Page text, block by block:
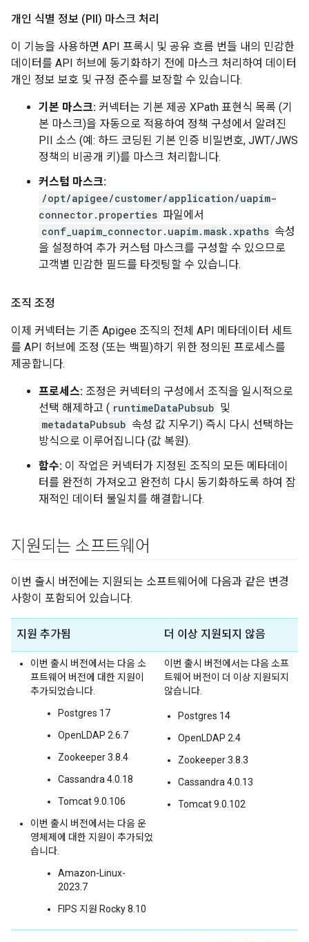
개인 식별 정보 (PII) 마스크 처리
이 기능을 사용하면 API 프록시 및 공유 흐름 번들 내의 민감한
데이터를 API 허브에 동기화하기 전에 마스크 처리하여 데이터
개인 정보 보호 및 규정 준수를 보장할 수 있습니다.
기본 마스크: 커넥터는 기본 제공 XPath 표현식 목록 (기
본 마스크)을 자동으로 적용하여 정책 구성에서 알려진
PII 소스 (예: 하드 코딩된 기본 인증 비밀번호, JWT/JWS
정책의 비공개 키)를 마스크 처리합니다.
커스텀 마스크:
/opt/apigee/customer/application/uapim-
connector.properties 파일에서
conf_uapim_connector.uapim.mask.xpaths 속성
을 설정하여 추가 커스텀 마스크를 구성할 수 있으므로
고객별 민감한 필드를 타겟팅할 수 있습니다.
조직 조정
이제 커넥터는 기존 Apigee 조직의 전체 API 메타데이터 세트
를 API 허브에 조정 (또는 백필)하기 위한 정의된 프로세스를
제공합니다.
프로세스: 조정은 커넥터의 구성에서 조직을 일시적으로
선택 해제하고 ( runtimeDataPubsub 및
metadataPubsub 속성 값 지우기) 즉시 다시 선택하는
방식으로 이루어집니다 (값 복원).
함수: 이 작업은 커넥터가 지정된 조직의 모든 메타데이
터를 완전히 가져오고 완전히 다시 동기화하도록 하여 잠
재적인 데이터 불일치를 해결합니다.
지원되는 소프트웨어
이번 출시 버전에는 지원되는 소프트웨어에 다음과 같은 변경
사항이 포함되어 있습니다.
지원 추가됨 더 이상 지원되지 않음
이번 출시 버전에서는 다음 소
프트웨어 버전에 대한 지원이
추가되었습니다.
Postgres 17
OpenLDAP 2.6.7
Zookeeper 3.8.4
Cassandra 4.0.18
Tomcat 9.0.106
이번 출시 버전에서는 다음 운
영체제에 대한 지원이 추가되었
습니다.
Amazon-Linux-
2023.7
FIPS 지원 Rocky 8.10
이번 출시 버전에서는 다음 소프
트웨어 버전이 더 이상 지원되지
않습니다.
Postgres 14
OpenLDAP 2.4
Zookeeper 3.8.3
Cassandra 4.0.13
Tomcat 9.0.102